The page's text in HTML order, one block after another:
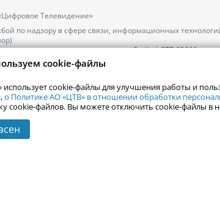
Телевидение»
по надзору в сфере связи, информационных
решения о регистрации: серияЭл № ФС77-82000
,
cookie-файлы
использует cookie-файлы для улучшения работы и
,о Политике АО «ЦТВ» в отношении обработки
cookie-файлов. Вы можете отключить cookie-файлы в